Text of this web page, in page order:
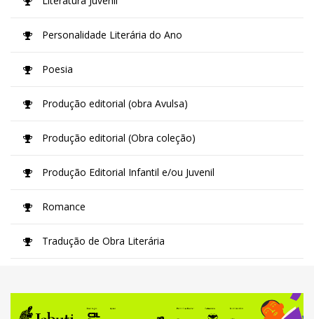
Personalidade Literária do Ano
Poesia
Produção editorial (obra Avulsa)
Produção editorial (Obra coleção)
Produção Editorial Infantil e/ou Juvenil
Romance
Tradução de Obra Literária